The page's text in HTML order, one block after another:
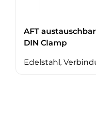
AFT
DIN Clamp
Edelstahl,